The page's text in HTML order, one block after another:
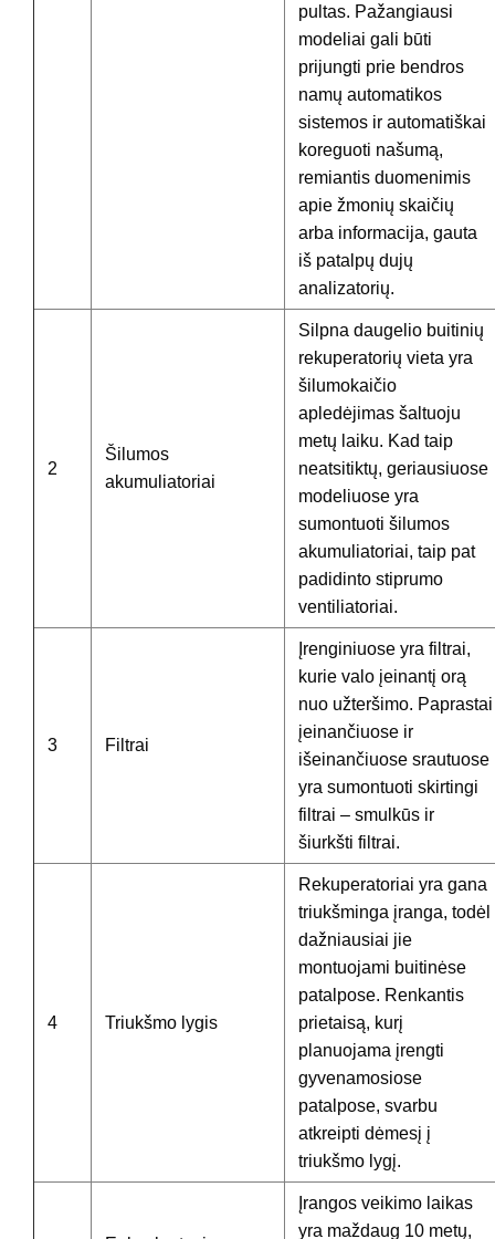
pultas. Pažangiausi
modeliai gali būti
prijungti prie bendros
namų automatikos
sistemos ir automatiškai
koreguoti našumą,
remiantis duomenimis
apie žmonių skaičių
arba informacija, gauta
iš patalpų dujų
analizatorių.
2
Šilumos
akumuliatoriai
Silpna daugelio buitinių
rekuperatorių vieta yra
šilumokaičio
apledėjimas šaltuoju
metų laiku. Kad taip
neatsitiktų, geriausiuose
modeliuose yra
sumontuoti šilumos
akumuliatoriai, taip pat
padidinto stiprumo
ventiliatoriai.
3 Filtrai
Įrenginiuose yra filtrai,
kurie valo įeinantį orą
nuo užteršimo. Paprastai
įeinančiuose ir
išeinančiuose srautuose
yra sumontuoti skirtingi
filtrai – smulkūs ir
šiurkšti filtrai.
4 Triukšmo lygis
Rekuperatoriai yra gana
triukšminga įranga, todėl
dažniausiai jie
montuojami buitinėse
patalpose. Renkantis
prietaisą, kurį
planuojama įrengti
gyvenamosiose
patalpose, svarbu
atkreipti dėmesį į
triukšmo lygį.
Įrangos veikimo laikas
yra maždaug 10 metų,